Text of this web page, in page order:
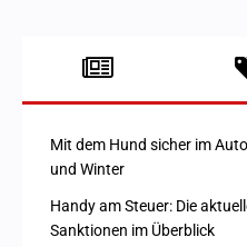
Mit dem Hund sicher im
und Winter
Handy am Steuer: Die
Sanktionen im Überblick